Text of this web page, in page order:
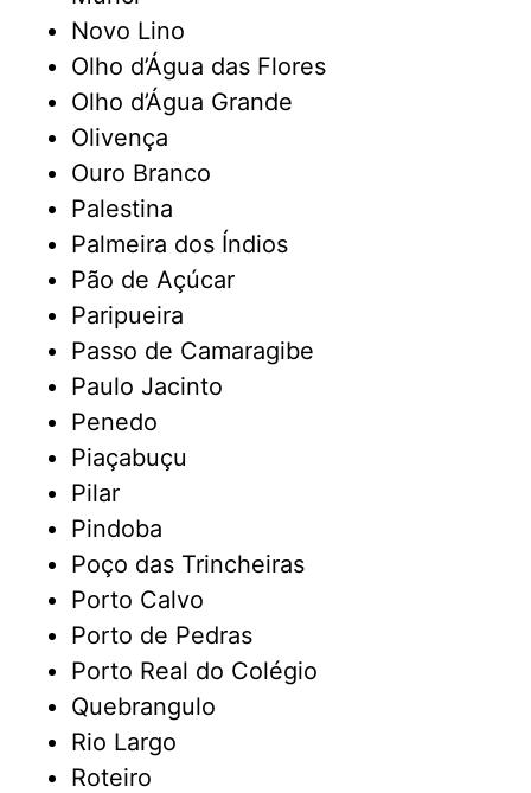
Novo Lino
Olho d’Água das Flores
Olho d’Água Grande
Olivença
Ouro Branco
Palestina
Palmeira dos Índios
Pão de Açúcar
Paripueira
Passo de Camaragibe
Paulo Jacinto
Penedo
Piaçabuçu
Pilar
Pindoba
Poço das Trincheiras
Porto Calvo
Porto de Pedras
Porto Real do Colégio
Quebrangulo
Rio Largo
Roteiro